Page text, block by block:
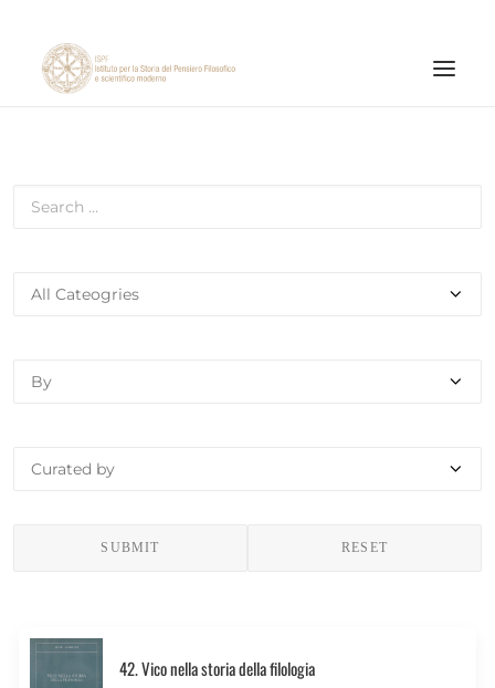
RESEARCH ACTIVITIES
NEWS AND EVENTS
42. Vico nella storia della filologia